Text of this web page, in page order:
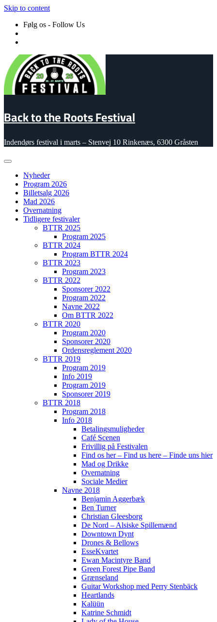
Skip to content
Følg os - Follow Us
Back to the Roots Festival
Indendørs festival i marts – Stenvej 10 Rinkenæs, 6300 Gråsten
Nyheder
Program 2026
Billetsalg 2026
Mad 2026
Overnatning
Tidligere festivaler
BTTR 2025
Program 2025
BTTR 2024
Program BTTR 2024
BTTR 2023
Program 2023
BTTR 2022
Sponsorer 2022
Program 2022
Navne 2022
Om BTTR 2022
BTTR 2020
Program 2020
Sponsorer 2020
Ordensreglement 2020
BTTR 2019
Program 2019
Info 2019
Program 2019
Sponsorer 2019
BTTR 2018
Program 2018
Info 2018
Betalingsmuligheder
Café Scenen
Frivillig på Festivalen
Find os her – Find us here – Finde uns hier
Mad og Drikke
Overnatning
Sociale Medier
Navne 2018
Benjamin Aggerbæk
Ben Turner
Christian Gleesborg
De Nord – Alsiske Spillemænd
Downtown Dynt
Drones & Bellows
EsseKvartet
Ewan Macintyre Band
Green Forest Pipe Band
Grænseland
Guitar Workshop med Perry Stenbäck
Heartlands
Kalüün
Katrine Schmidt